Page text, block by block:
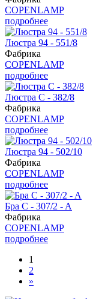
COPENLAMP
подробнее
Люстра 94 - 551/8
Фабрика
COPENLAMP
подробнее
Люстра С - 382/8
Фабрика
COPENLAMP
подробнее
Люстра 94 - 502/10
Фабрика
COPENLAMP
подробнее
Бра C - 307/2 - A
Фабрика
COPENLAMP
подробнее
1
2
»